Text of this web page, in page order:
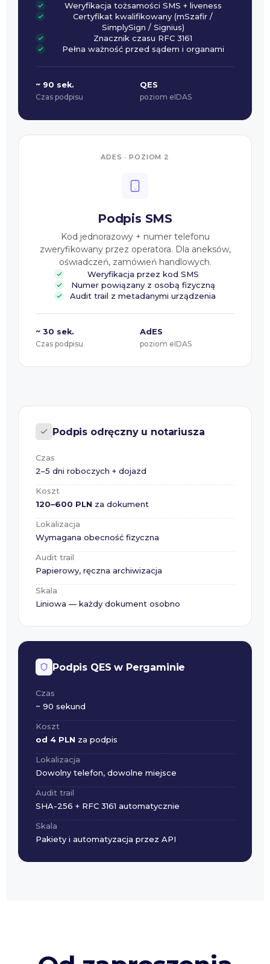
Weryfikacja tożsamości SMS + liveness
Certyfikat kwalifikowany (mSzafir /
SimplySign / Signius)
Znacznik czasu RFC 3161
Pełna ważność przed sądem i organami
~ 90 sek.
Czas podpisu
QES
poziom eIDAS
ADES · POZIOM 2
Podpis SMS
Kod jednorazowy + numer telefonu
zweryfikowany przez operatora. Dla aneksów,
oświadczeń, zamówień handlowych.
Weryfikacja przez kod SMS
Numer powiązany z osobą fizyczną
Audit trail z metadanymi urządzenia
~ 30 sek.
Czas podpisu
AdES
poziom eIDAS
Podpis odręczny u notariusza
Czas
2–5 dni roboczych + dojazd
Koszt
120–600 PLN za dokument
Lokalizacja
Wymagana obecność fizyczna
Audit trail
Papierowy, ręczna archiwizacja
Skala
Liniowa — każdy dokument osobno
Podpis QES w Pergaminie
Czas
~ 90 sekund
Koszt
od 4 PLN za podpis
Lokalizacja
Dowolny telefon, dowolne miejsce
Audit trail
SHA-256 + RFC 3161 automatycznie
Skala
Pakiety i automatyzacja przez API